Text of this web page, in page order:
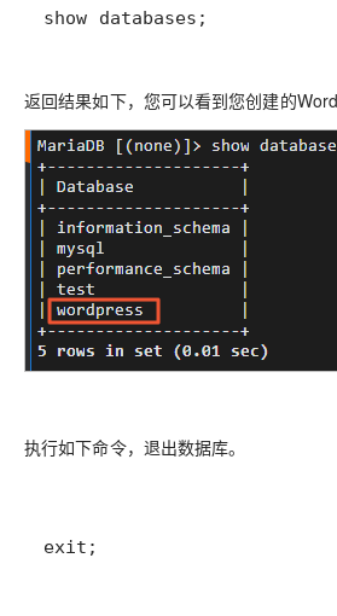
show databases;
返回结果如下，您可以看到您创建的
执行如下命令，退出数据库。
exit;